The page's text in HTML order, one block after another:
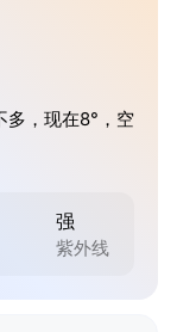
多，现在8°，空
强
紫外线